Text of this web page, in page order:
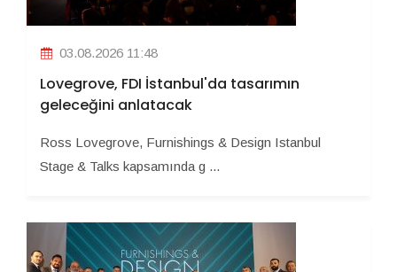
03.08.2026 11:48
Lovegrove, FDI İstanbul'da tasarımın
geleceğini anlatacak
Ross Lovegrove, Furnishings & Design Istanbul
Stage & Talks kapsamında g ...